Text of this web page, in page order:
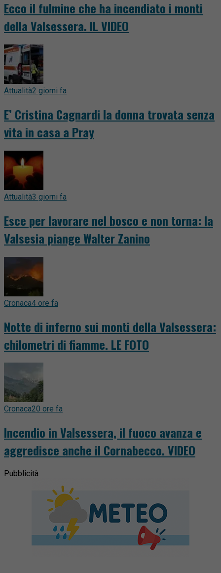
Ecco il fulmine che ha incendiato i monti
della Valsessera. IL VIDEO
Attualità2 giorni fa
E’ Cristina Cagnardi la donna trovata senza
vita in casa a Pray
Attualità3 giorni fa
Esce per lavorare nel bosco e non torna: la
Valsesia piange Walter Zanino
Cronaca4 ore fa
Notte di inferno sui monti della Valsessera:
chilometri di fiamme. LE FOTO
Cronaca20 ore fa
Incendio in Valsessera, il fuoco avanza e
aggredisce anche il Cornabecco. VIDEO
Pubblicità